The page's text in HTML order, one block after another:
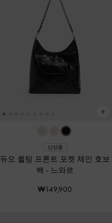
신상품
듀오 퀼팅 프론트 포켓 체인 호보
백 - 느와르
₩149,900